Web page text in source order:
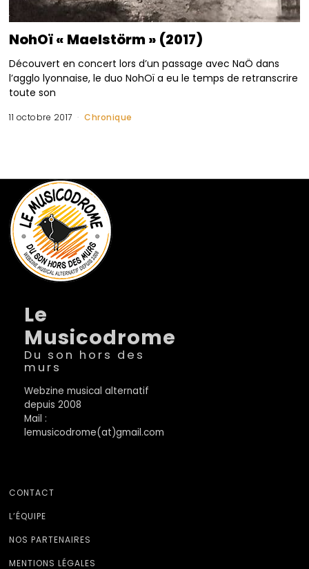
NohOï « Maelstörm » (2017)
Découvert en concert lors d’un passage avec NaÖ dans
l’agglo lyonnaise, le duo NohOï a eu le temps de retranscrire
toute son
11 octobre 2017 Chronique
Le
Musicodrome
Du son hors des
murs
Webzine musical alternatif
depuis 2008
Mail :
lemusicodrome(at)gmail.com
CONTACT
L’ÉQUIPE
NOS PARTENAIRES
MENTIONS LÉGALES